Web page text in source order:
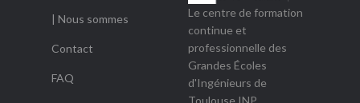
| Nous sommes
Contact
FAQ
Le centre de formation
continue et
professionnelle des
Grandes Écoles
d'Ingénieurs de
Toulouse INP